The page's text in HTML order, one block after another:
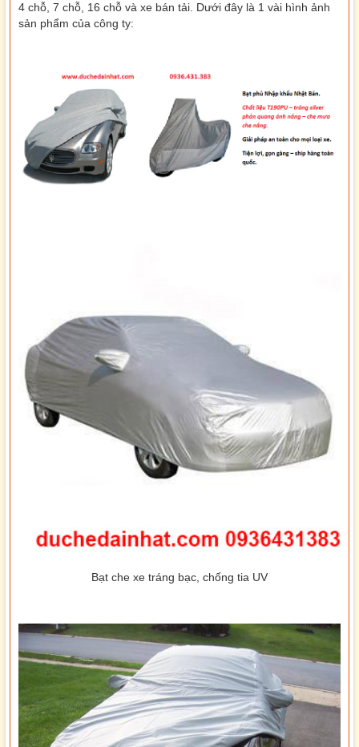
4 chỗ, 7 chỗ, 16 chỗ và xe bán tải. Dưới đây là 1 vài hình ảnh
sản phẩm của công ty:
Bạt che xe tráng bạc, chống tia UV